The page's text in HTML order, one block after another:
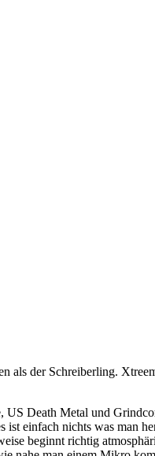
als der Schreiberling.
Death Metal und
einfach nichts was man
beginnt richtig